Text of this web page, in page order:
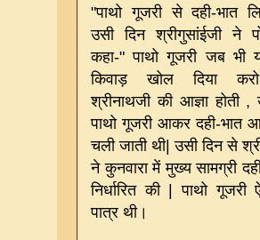
"पाथो गूजरी से दही-भात
उसी दिन श्रीगुसांईजी ने
कहा-"पाथो गूजरी जब भी
किवाड़ खोल दिया करो
श्रीनाथजी की आज्ञा होती ,
पाथो गूजरी आकर दही-भात
चली जाती थी|उसी दिन से
ने कुनवारा में मुख्य सामग्री
निर्धारित की
|पाथो गूजरी
पात्र थी।